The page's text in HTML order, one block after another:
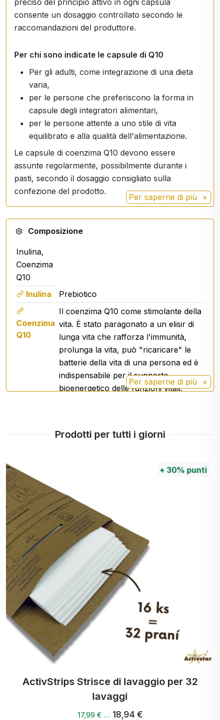
preciso del principio attivo in ogni capsula
consente un dosaggio controllato secondo le
raccomandazioni del produttore.
Per chi sono indicate le capsule di Q10
Per gli adulti, come integrazione di una dieta
varia,
per le persone che preferiscono la forma in
capsule degli integratori alimentari,
per le persone attente a uno stile di vita
equilibrato e alla qualità dell'alimentazione.
Le capsule di coenzima Q10 devono essere
assunte regolarmente, possibilmente durante i
pasti, secondo il dosaggio consigliato sulla
confezione del prodotto.
Avvertenze
L'integratore alimentare non sostituisce una
dieta varia.
Non è adatto ai bambini, alle donne in
gravidanza e in allattamento.
Non superare la dose giornaliera
raccomandata.
Tenere fuori dalla portata dei bambini.
Mantenere uno stile di vita sano.
Le capsule dicoenzima Q10sono un modo pratico
per integrare la dieta con questa sostanza
naturale. Sono adatte come parte di uno stile di vita
equilibrato e di una routine nutrizionale quotidiana.
Per saperne di più
Composizione
Inulina,
Coenzima
Q10
Inulina
Prebiotico
Coenzima
Q10
Il coenzima Q10 come stimolante della
vita. È stato paragonato a un elisir di
lunga vita che rafforza l'immunità,
prolunga la vita, può "ricaricare" le
batterie della vita di una persona ed è
indispensabile per il supporto
bioenergetico delle funzioni vitali.
Per saperne di più
Prodotti per tutti i giorni
+ 30% punti
ActivStrips Strisce di lavaggio per 32
lavaggi
17,99 € … 18,94 €